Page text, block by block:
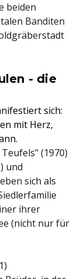
beiden
Banditen
- die
sich:
mit Herz,
(1970)
und
sich als
ihrer
(nicht nur für